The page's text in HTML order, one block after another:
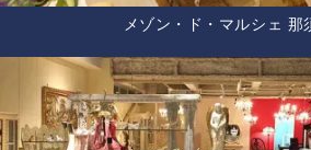
メゾン・ド・マルシェ 那